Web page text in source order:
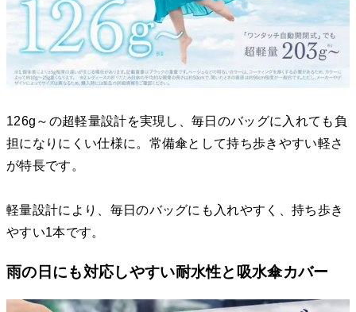
126g～の超軽量設計を実現し、毎日のバッグに入れても負
担になりにくい仕様に。常備傘として持ち歩きやすい軽さ
が特長です。
軽量設計により、毎日のバッグにも入れやすく、持ち歩き
やすい1本です。
雨の日にも対応しやすい耐水性と吸水傘カバー